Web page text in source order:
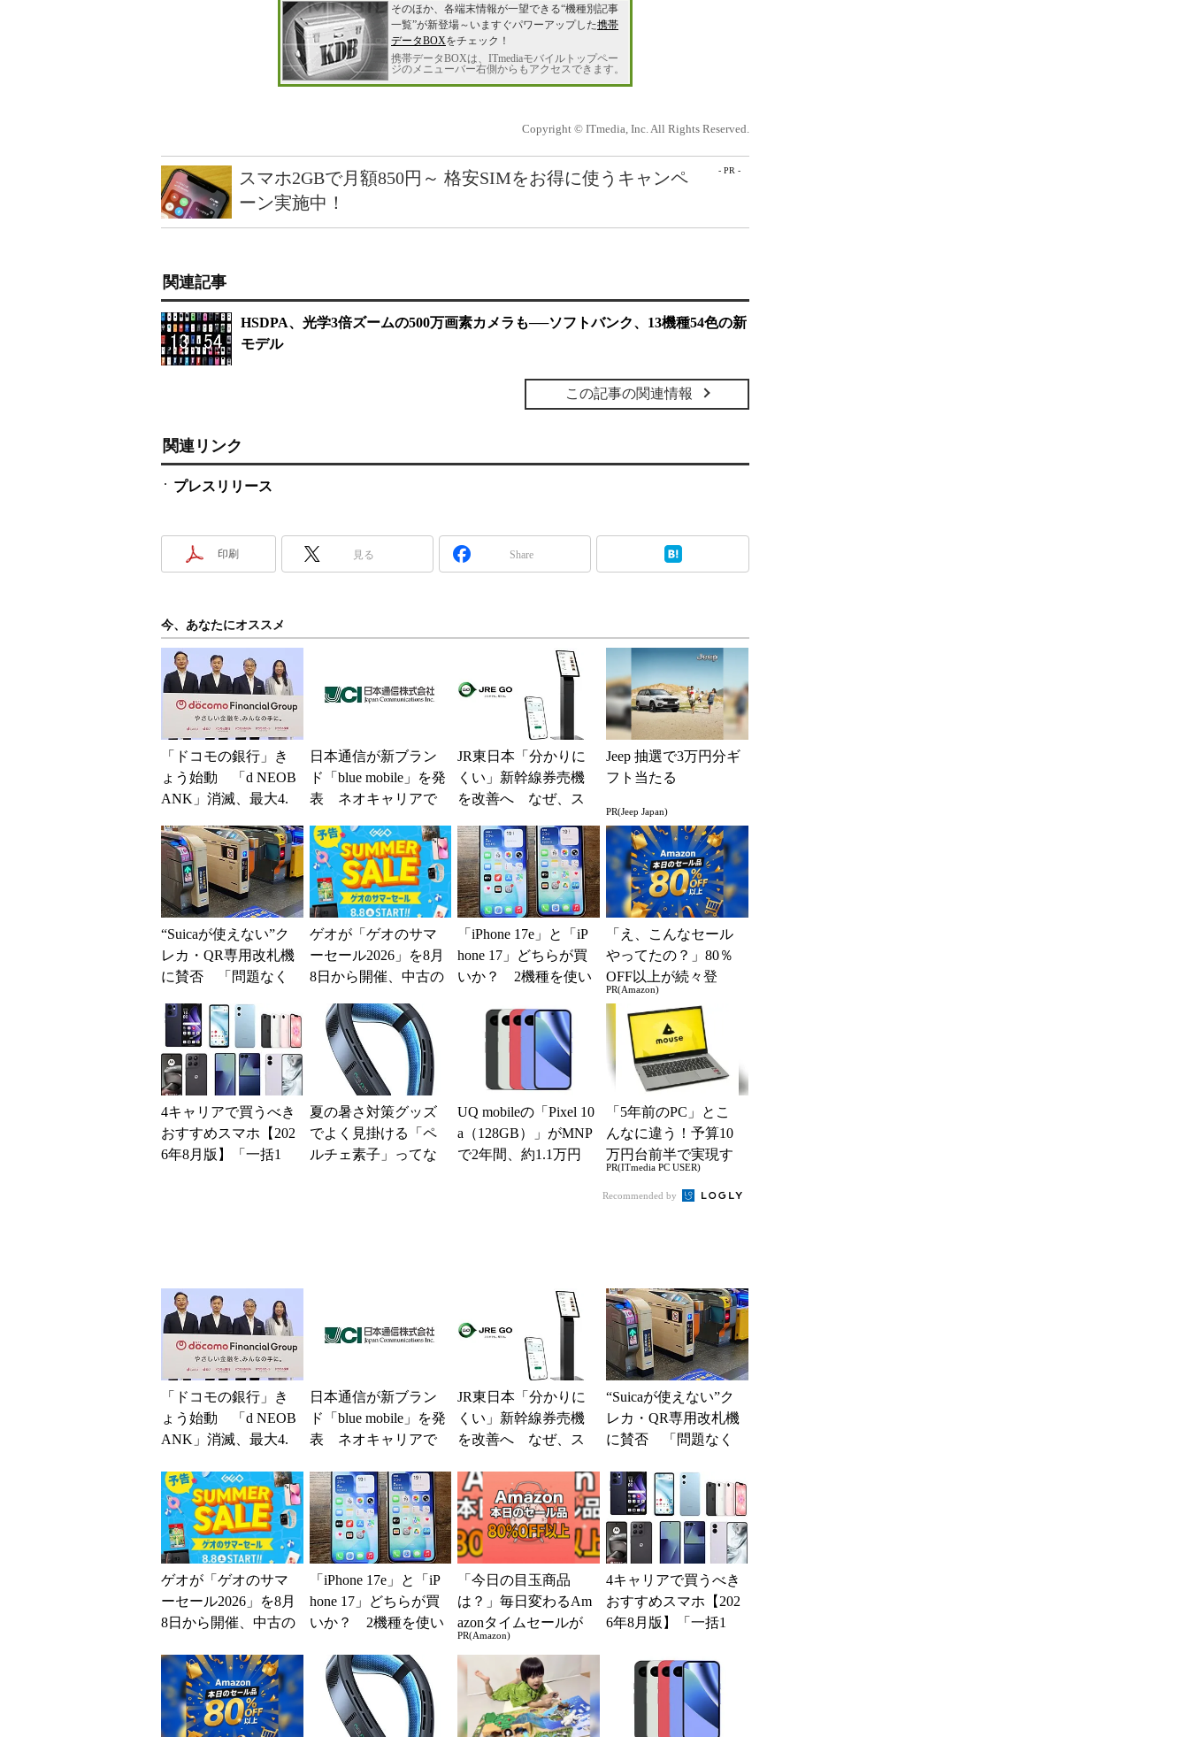
そのほか、各端末情報が一望できる“機種別記事
一覧”が新登場～いますぐパワーアップした携帯
データBOXをチェック！
携帯データBOXは、ITmediaモバイルトップペー
ジのメニューバー右側からもアクセスできます。
Copyright © ITmedia, Inc. All Rights Reserved.
- PR -
スマホ2GBで月額850円～ 格安SIMをお得に使うキャンペ
ーン実施中！
関連記事
HSDPA、光学3倍ズームの500万画素カメラも──ソフトバンク、13機種54色の新
モデル
この記事の関連情報
関連リンク
プレスリリース
印刷 見る Share
今、あなたにオススメ
「ドコモの銀行」き
ょう始動 「d NEOB
ANK」消滅、最大4.
解説
日本通信が新ブラン
ド「blue mobile」を発
表 ネオキャリアで
JR東日本「分かりに
くい」新幹線券売機
を改善へ なぜ、ス
の最短1分購入」を実
現？
Jeep 抽選で3万円分ギ
フト当たる
PR(Jeep Japan)
“Suicaが使えない”ク
レカ・QR専用改札機
に賛否 「問題なく
系ICの方がスムー...
ゲオが「ゲオのサマ
ーセール2026」を8月
8日から開催、中古の
得に
「iPhone 17e」と「iP
hone 17」どちらが買
いか？ 2機種を使い
「え、こんなセール
やってたの？」80％
OFF以上が続々登
場！Amazonの本気が
凄すぎる
PR(Amazon)
4キャリアで買うべき
おすすめスマホ【202
6年8月版】「一括1
夏の暑さ対策グッズ
でよく見掛ける「ペ
ルチェ素子」ってな
UQ mobileの「Pixel 10
a（128GB）」がMNP
で2年間、約1.1万円
「5年前のPC」とこ
んなに違う！予算10
万円台前半で実現す
る快適PCライフ
PR(ITmedia PC USER)
Recommended by
「ドコモの銀行」き
ょう始動 「d NEOB
ANK」消滅、最大4.
解説
日本通信が新ブラン
ド「blue mobile」を発
表 ネオキャリアで
JR東日本「分かりに
くい」新幹線券売機
を改善へ なぜ、ス
の最短1分購入」を実
現？
“Suicaが使えない”ク
レカ・QR専用改札機
に賛否 「問題なく
系ICの方がスムー...
ゲオが「ゲオのサマ
ーセール2026」を8月
8日から開催、中古の
得に
「iPhone 17e」と「iP
hone 17」どちらが買
いか？ 2機種を使い
ッ...
「今日の目玉商品
は？」毎日変わるAm
azonタイムセールが
見逃せない
PR(Amazon)
4キャリアで買うべき
おすすめスマホ【202
6年8月版】「一括1
得なiPhone／...